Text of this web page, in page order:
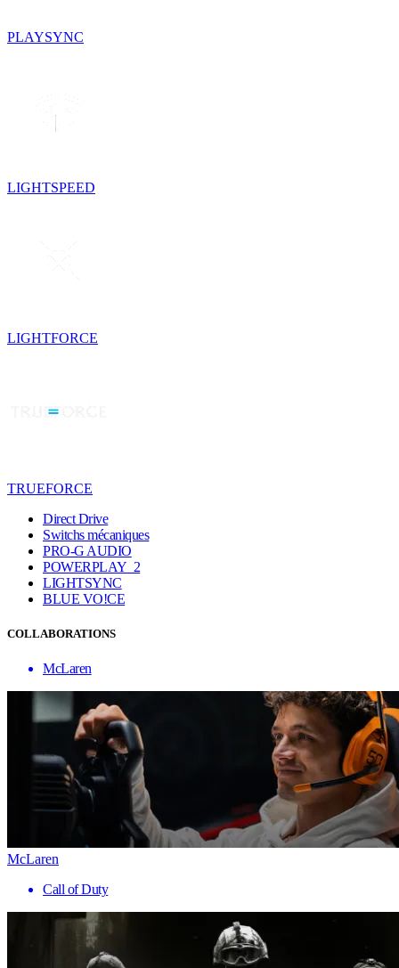
PLAYSYNC
LIGHTSPEED
LIGHTFORCE
TRUEFORCE
Direct Drive
Switchs mécaniques
PRO-G AUDIO
POWERPLAY 2
LIGHTSYNC
BLUE VO!CE
COLLABORATIONS
McLaren
McLaren
Call of Duty